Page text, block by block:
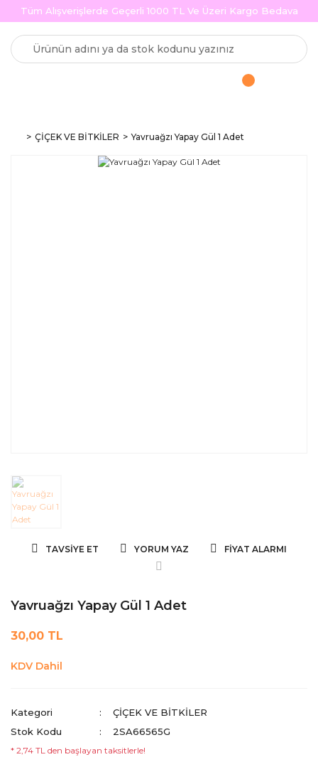
Tüm Alışverişlerde Geçerli 1000 TL Ve Üzeri Kargo Bedava
ÇİÇEK VE BİTKİLER Yavruağzı Yapay Gül 1 Adet
TAVSIYE ET YORUM YAZ FIYAT ALARMI
Yavruağzı Yapay Gül 1 Adet
30,00 TL
KDV Dahil
Kategori
ÇİÇEK VE BİTKİLER
Stok Kodu
2SA66565G
* 2,74 TL den başlayan taksitlerle!